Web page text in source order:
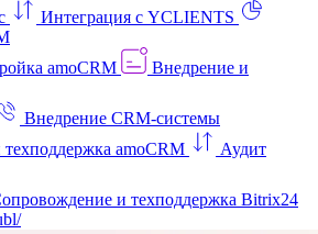
Интеграция с YCLIENTS
amoCRM
Внедрение и
Внедрение CRM-системы
amoCRM
Аудит
и техподдержка Bitrix24